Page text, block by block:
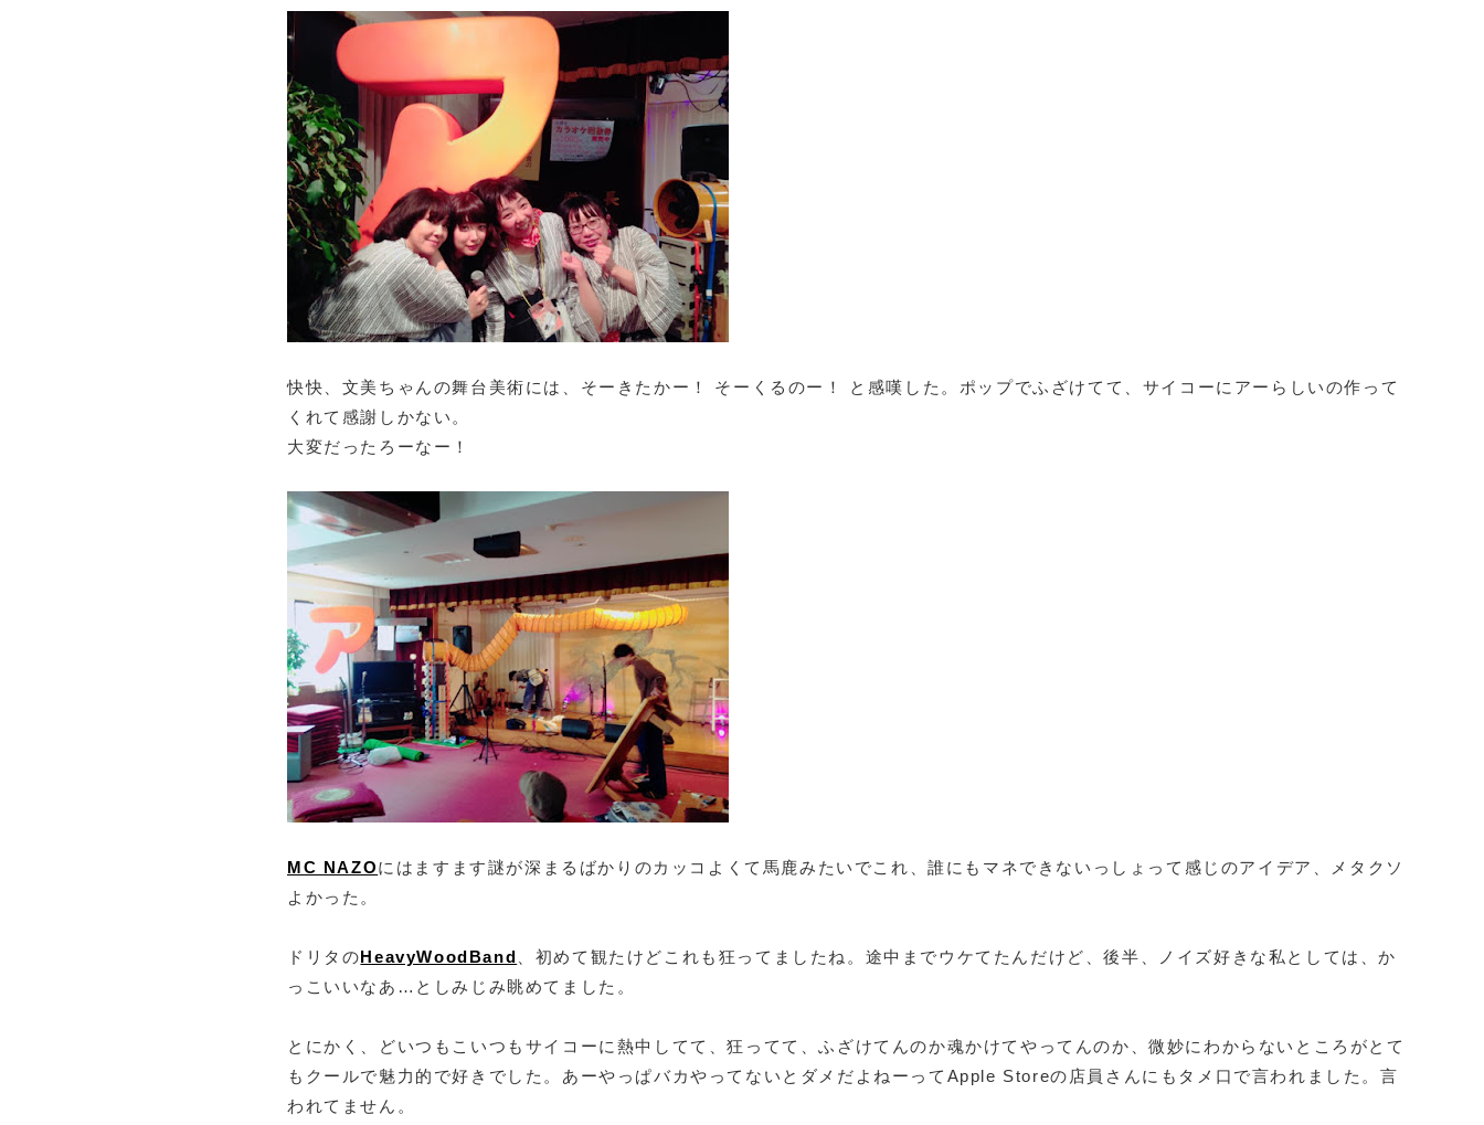
快快、文美ちゃんの舞台美術には、そーきたかー！ そーくるのー！ と感嘆した。ポップでふざけてて、サイコーにアーらしいの作って
くれて感謝しかない。
大変だったろーなー！
MC NAZOにはますます謎が深まるばかりのカッコよくて馬鹿みたいでこれ、誰にもマネできないっしょって感じのアイデア、メタクソ
よかった。
ドリタのHeavyWoodBand 、初めて観たけどこれも狂ってましたね。途中までウケてたんだけど、後半、ノイズ好きな私としては、か
っこいいなあ…としみじみ眺めてました。
とにかく、どいつもこいつもサイコーに熱中してて、狂ってて、ふざけてんのか魂かけてやってんのか、微妙にわからないところがとて
もクールで魅力的で好きでした。あーやっぱバカやってないとダメだよねーってApple Storeの店員さんにもタメ口で言われました。言
われてません。